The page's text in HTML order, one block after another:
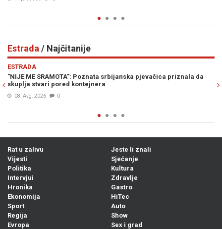
Estrada / Najčitanije
priznala da
"IZVLAČIĆE TE IZ DRINE I MORAVE, KU**ETINO
Procurile stravične glasovne poruke Ane Nikolić u
Rat u zalivu
Vijesti
Politika
Intervjui
Hronika
Ekonomija
Sport
Regija
Evropa
Jeste li znali
Sjećanje
Kultura
Zdravlje
Gastro
HiTec
Auto
Show
Sex i grad